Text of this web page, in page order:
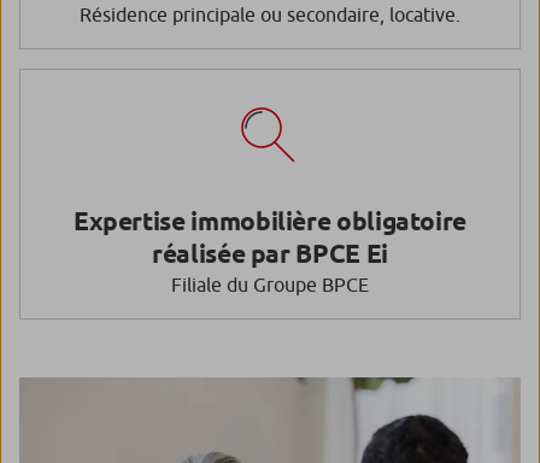
Résidence principale ou secondaire, locative.
Expertise immobilière obligatoire
réalisée par BPCE Ei
Filiale du Groupe BPCE